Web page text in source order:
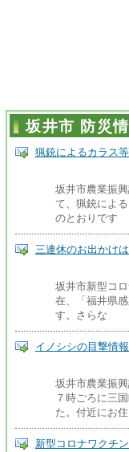
坂井市 防災
猟銃によるカラス
坂井市農業振
て、猟銃によ
のとおりです
三連休のお出かけ
坂井市新型コ
在、「福井県
す。さらな
イノシシの目撃情
坂井市農業振
７時ごろに三
た。付近にお住
新型コロナワクチ